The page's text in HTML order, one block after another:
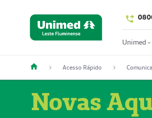
Unimed -
Acesso Rápido
Novas